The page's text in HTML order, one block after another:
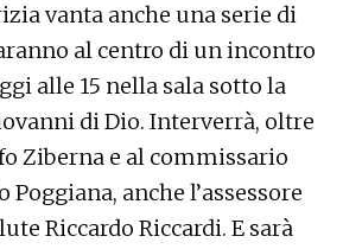
vanta anche una serie di
al centro di un incontro
alle 15 nella sala sotto la
di Dio. Interverrà, oltre
Ziberna e al commissario
Poggiana, anche l’assessore
Riccardo Riccardi. E sarà